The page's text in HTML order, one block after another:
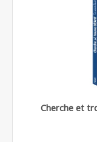
Cherche et